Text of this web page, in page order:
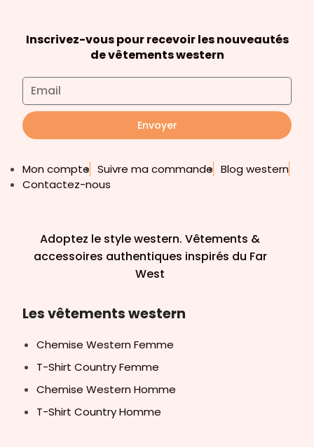
Inscrivez-vous pour recevoir les nouveautés
de vêtements western
Envoyer
Mon compte Suivre ma commande Blog western
Contactez-nous
Adoptez le style western. Vêtements &
accessoires authentiques inspirés du Far
West
Les vêtements western
Chemise Western Femme
T-Shirt Country Femme
Chemise Western Homme
T-Shirt Country Homme